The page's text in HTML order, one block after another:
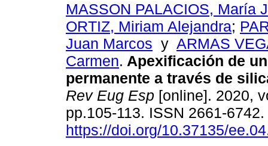
MASSON PALACIOS, María
ORTIZ, Miriam Alejandra;
Juan Marcos y ARMAS
Carmen. Apexificación de
permanente a través de
Rev Eug Esp [online]. 2020,
pp.105-113. ISSN 2661-6742.
https://doi.org/10.37135/